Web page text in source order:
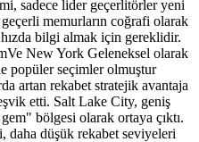
sadece lider geçerlitörler yeni
memurların coğrafi olarak
bilgi almak için gereklidir.
New York Geleneksel olarak
popüler seçimler olmuştur
artan rekabet stratejik avantaja
etti. Salt Lake City, geniş
bölgesi olarak ortaya çıktı.
düşük rekabet seviyeleri